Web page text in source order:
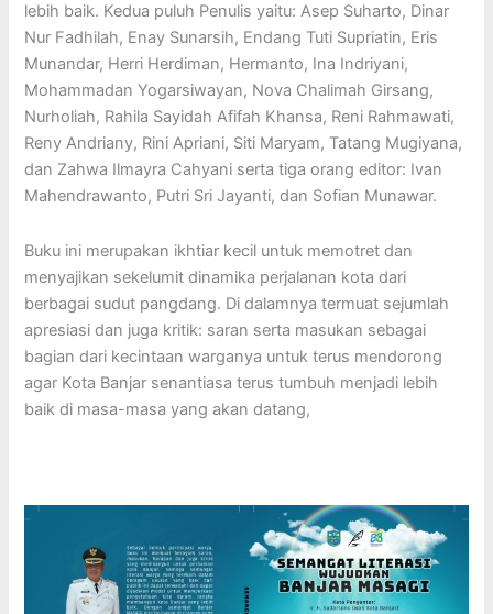
lebih baik. Kedua puluh Penulis yaitu: Asep Suharto, Dinar
Nur Fadhilah, Enay Sunarsih, Endang Tuti Supriatin, Eris
Munandar, Herri Herdiman, Hermanto, Ina Indriyani,
Mohammadan Yogarsiwayan, Nova Chalimah Girsang,
Nurholiah, Rahila Sayidah Afifah Khansa, Reni Rahmawati,
Reny Andriany, Rini Apriani, Siti Maryam, Tatang Mugiyana,
dan Zahwa Ilmayra Cahyani serta tiga orang editor: Ivan
Mahendrawanto, Putri Sri Jayanti, dan Sofian Munawar.
Buku ini merupakan ikhtiar kecil untuk memotret dan
menyajikan sekelumit dinamika perjalanan kota dari
berbagai sudut pangdang. Di dalamnya termuat sejumlah
apresiasi dan juga kritik: saran serta masukan sebagai
bagian dari kecintaan warganya untuk terus mendorong
agar Kota Banjar senantiasa terus tumbuh menjadi lebih
baik di masa-masa yang akan datang,